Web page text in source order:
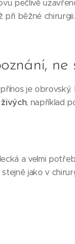
pečlivě
běžné
ne
je
, například
a velmi
jako v